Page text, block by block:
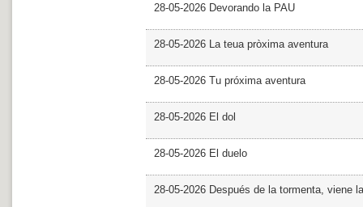
28-05-2026 Devorando la PAU
28-05-2026 La teua pròxima aventura
28-05-2026 Tu próxima aventura
28-05-2026 El dol
28-05-2026 El duelo
28-05-2026 Después de la tormenta, viene